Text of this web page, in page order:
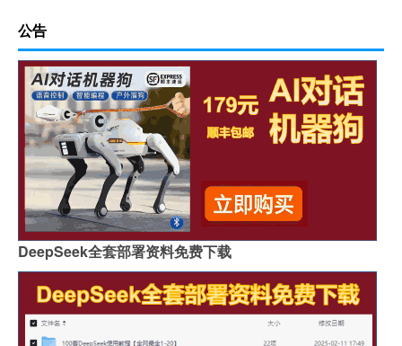
公告
DeepSeek全套部署资料免费下载